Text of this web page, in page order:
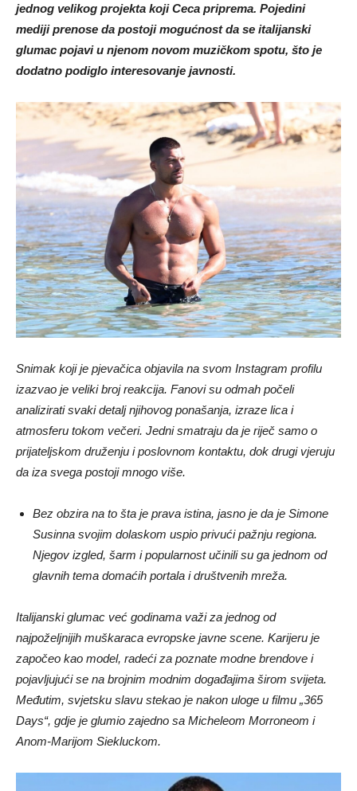
jednog velikog projekta koji Ceca priprema. Pojedini
mediji prenose da postoji mogućnost da se italijanski
glumac pojavi u njenom novom muzičkom spotu, što je
dodatno podiglo interesovanje javnosti.
Snimak koji je pjevačica objavila na svom Instagram profilu
izazvao je veliki broj reakcija. Fanovi su odmah počeli
analizirati svaki detalj njihovog ponašanja, izraze lica i
atmosferu tokom večeri. Jedni smatraju da je riječ samo o
prijateljskom druženju i poslovnom kontaktu, dok drugi vjeruju
da iza svega postoji mnogo više.
Bez obzira na to šta je prava istina, jasno je da je Simone
Susinna svojim dolaskom uspio privući pažnju regiona.
Njegov izgled, šarm i popularnost učinili su ga jednom od
glavnih tema domaćih portala i društvenih mreža.
Italijanski glumac već godinama važi za jednog od
najpoželjnijih muškaraca evropske javne scene. Karijeru je
započeo kao model, radeći za poznate modne brendove i
pojavljujući se na brojnim modnim događajima širom svijeta.
Međutim, svjetsku slavu stekao je nakon uloge u filmu „365
Days“, gdje je glumio zajedno sa Micheleom Morroneom i
Anom-Marijom Siekluckom.